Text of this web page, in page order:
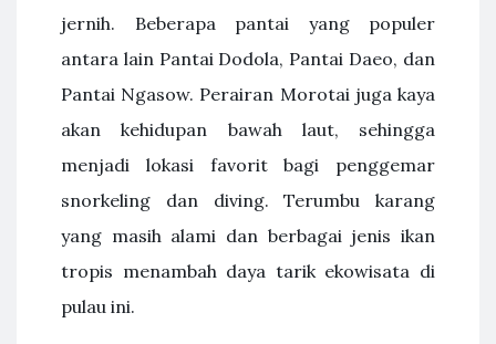
jernih. Beberapa pantai yang populer
antara lain Pantai Dodola, Pantai Daeo, dan
Pantai Ngasow. Perairan Morotai juga kaya
akan kehidupan bawah laut, sehingga
menjadi lokasi favorit bagi penggemar
snorkeling dan diving. Terumbu karang
yang masih alami dan berbagai jenis ikan
tropis menambah daya tarik ekowisata di
pulau ini.